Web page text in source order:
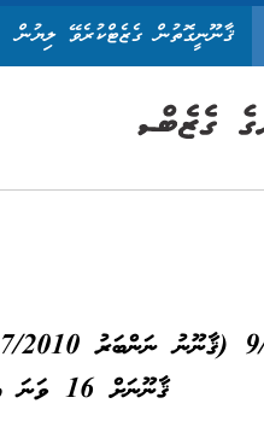
ޤާނޫނީގޮތުން ގެޒެޓްކުރެވޭ ލިޔުން
ޤާނޫނަށް 16 ވަނަ އިޞްލާޙު ގެނައުމުގެ ޤާނޫނު)